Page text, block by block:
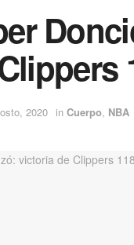
2020 in Cuerpo, NBA